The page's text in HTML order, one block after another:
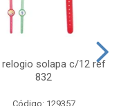
relogio solapa c/12 ref
832
Código: 129357